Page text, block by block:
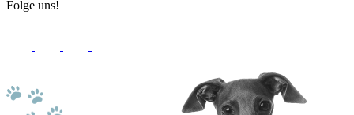
Folge uns!